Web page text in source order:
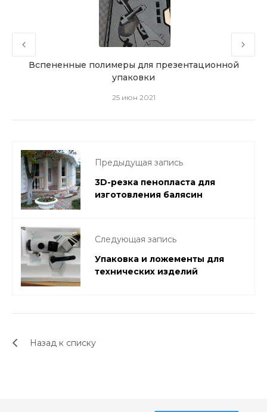
Вспененные полимеры для презентационной
упаковки
25 июн 2021
Предыдущая запись
3D-резка пенопласта для
изготовления балясин
Следующая запись
Упаковка и ложементы для
технических изделий
Назад к списку